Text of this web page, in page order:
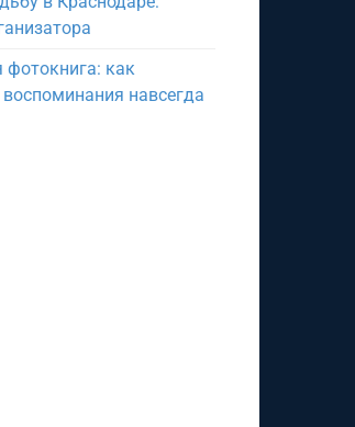
фотокнига: как
навсегда